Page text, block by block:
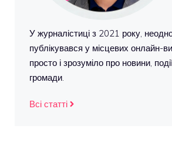
У журналістиці з 2021 року,
публікувався у місцевих онлайн-
просто і зрозуміло про новини,
громади.
Всі статті